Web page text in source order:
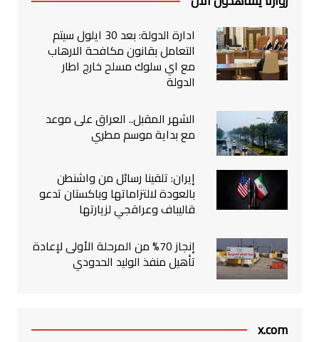
ادارة الدولة: بعد 30 ايلول سيتم
التعامل بقانون مكافحة الارهاب
مع اي سلوك مسلح خارج اطار
الدولة
الشهر المقبل.. العراق على موعد
مع بداية موسم مطري
إيران: تلقينا رسائل من واشنطن
بالعودة لالتزاماتها وباكستان تدعو
قاليباف وعراقجي لزيارتها
إنجاز 70% من المرحلة الأولى لإعادة
تأهيل منفذ الوليد الحدودي
x.com